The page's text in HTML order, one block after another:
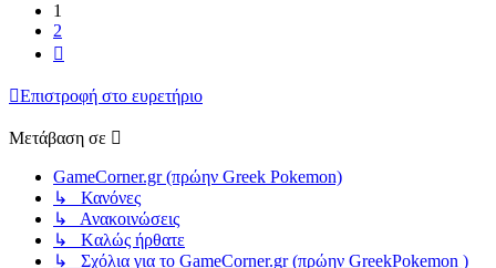
1
2
Επιστροφή στο ευρετήριο
Μετάβαση σε
GameCorner.gr (πρώην Greek Pokemon)
↳ Κανόνες
↳ Ανακοινώσεις
↳ Kαλώς ήρθατε
↳ Σχόλια για το GameCorner.gr (πρώην GreekPokemon )